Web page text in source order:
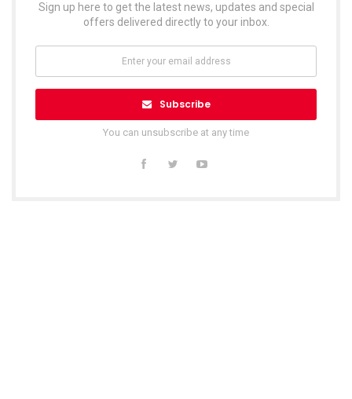
Sign up here to get the latest news, updates and special
offers delivered directly to your inbox.
Subscribe
You can unsubscribe at any time